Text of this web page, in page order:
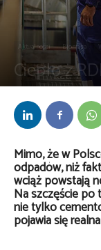
Aktualności Biomasa
Ciepło z
Mimo, że w
odpadów, niż
wciąż powstają
Na szczęście po
nie tylko
pojawia się